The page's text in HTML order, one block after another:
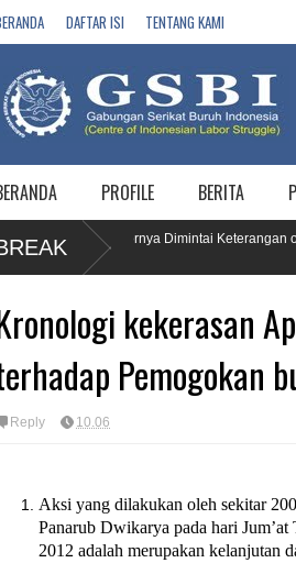
DAFTAR ISI TENTANG KAMI
PROFILE BERITA
dan 5 Vendornya Dimintai Keterangan oleh
kekerasan
Pemogokan
Reply 10.06
Aksi yang dilakukan oleh sekitar
Panarub Dwikarya pada hari Jum’at
2012 adalah merupakan kelanjutan